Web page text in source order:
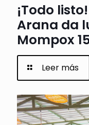
¡Todo
Arana da
Mompox
Leer más